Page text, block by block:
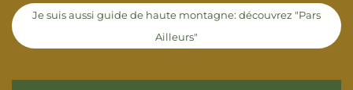
Je suis aussi guide de haute montagne: découvrez "Pars
Ailleurs"